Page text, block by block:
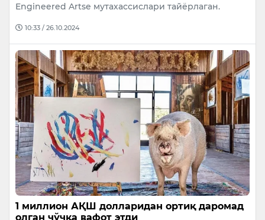
Engineered Artse мутахассислари тайёрлаган.
10:33 / 26.10.2024
1 миллион АҚШ долларидан ортиқ даромад
олган чўчқа вафот этди